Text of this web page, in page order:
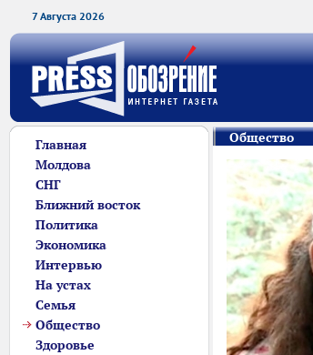
7 Августа 2026
Главная
Молдова
СНГ
Ближний восток
Политика
Экономика
Интервью
На устах
Семья
Общество
Здоровье
Общество